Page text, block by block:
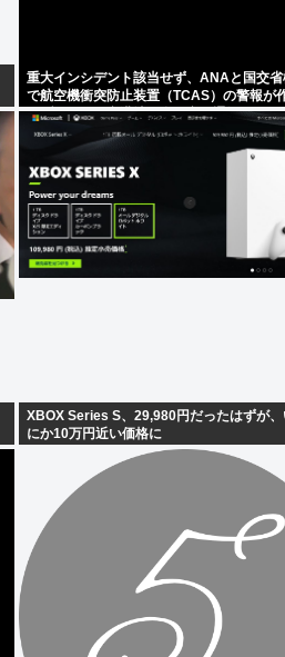
重大インシデント該当せず、ANAと国交
で航空機衝突防止装置（TCAS）の警報が
ラブル、羽田空港沖、全日空に通知
XBOX Series S、29,980円だったはずが、
にか10万円近い価格に